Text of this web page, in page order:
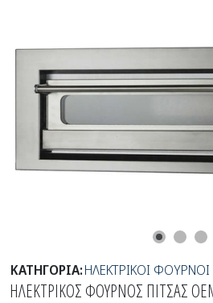
ΚΑΤΗΓΟΡΙΑ:ΗΛΕΚΤΡΙΚΟΙ ΦΟΥΡΝΟΙ
ΗΛΕΚΤΡΙΚΟΣ ΦΟΥΡΝΟΣ ΠΙΤΣΑΣ